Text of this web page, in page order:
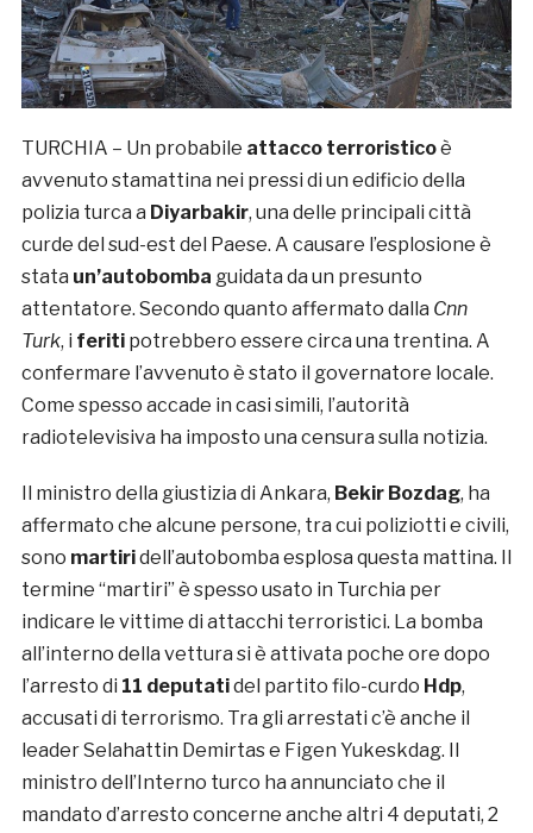
TURCHIA – Un probabile attacco terroristicoè
avvenuto stamattina nei pressi di un edificio della
polizia turca a Diyarbakir, una delle principali città
curde del sud-est del Paese. A causare l’esplosione è
stata un’autobomba guidata da un presunto
attentatore. Secondo quanto affermato dalla Cnn
Turk, i feritipotrebbero essere circa una trentina. A
confermare l’avvenuto è stato il governatore locale.
Come spesso accade in casi simili, l’autorità
radiotelevisiva ha imposto una censura sulla notizia.
Il ministro della giustizia di Ankara, Bekir Bozdag, ha
affermato che alcune persone, tra cui poliziotti e civili,
sono martiridell’autobomba esplosa questa mattina. Il
termine “martiri” è spesso usato in Turchia per
indicare le vittime di attacchi terroristici. La bomba
all’interno della vettura si è attivata poche ore dopo
l’arresto di 11 deputatidel partito filo-curdo Hdp,
accusati di terrorismo. Tra gli arrestati c’è anche il
leader Selahattin Demirtas e Figen Yukeskdag. Il
ministro dell’Interno turco ha annunciato che il
mandato d’arresto concerne anche altri 4 deputati, 2